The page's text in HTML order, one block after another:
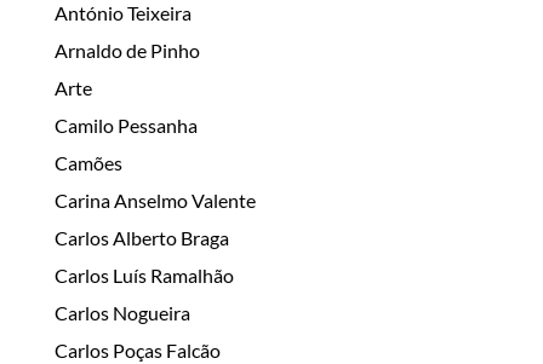
António Teixeira
Arnaldo de Pinho
Arte
Camilo Pessanha
Camões
Carina Anselmo Valente
Carlos Alberto Braga
Carlos Luís Ramalhão
Carlos Nogueira
Carlos Poças Falcão